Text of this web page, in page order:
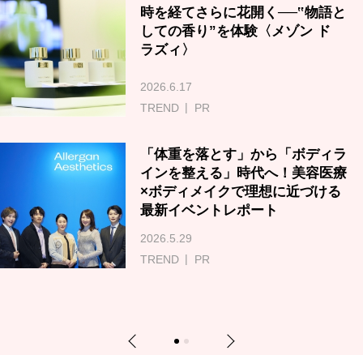
時を経てさらに花開く──‟物語と
しての香り”を体験〈メゾン ド
ラズィ〉
2026.6.17
TREND
PR
「体重を落とす」から「ボディラ
インを整える」時代へ！美容医療
×ボディメイクで理想に近づける
最新イベントレポート
2026.5.29
TREND
PR
Previous 1 2 Next